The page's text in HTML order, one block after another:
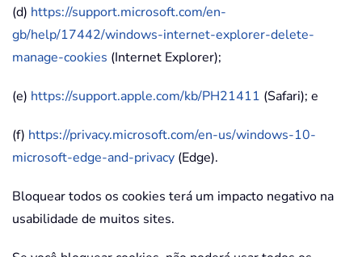
(d) https://support.microsoft.com/en-
gb/help/17442/windows-internet-explorer-delete-
manage-cookies (Internet Explorer);
(e) https://support.apple.com/kb/PH21411 (Safari); e
(f) https://privacy.microsoft.com/en-us/windows-10-
microsoft-edge-and-privacy (Edge).
Bloquear todos os cookies terá um impacto negativo na
usabilidade de muitos sites.